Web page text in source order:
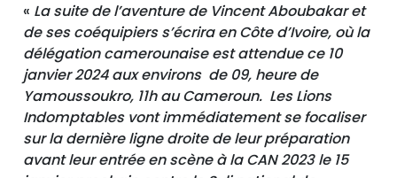
« La suite de l’aventure de Vincent Aboubakar et
de ses coéquipiers s’écrira en Côte d’Ivoire, où la
délégation camerounaise est attendue ce 10
janvier 2024 aux environs de 09, heure de
Yamoussoukro, 11h au Cameroun. Les Lions
Indomptables vont immédiatement se focaliser
sur la dernière ligne droite de leur préparation
avant leur entrée en scène à la CAN 2023 le 15